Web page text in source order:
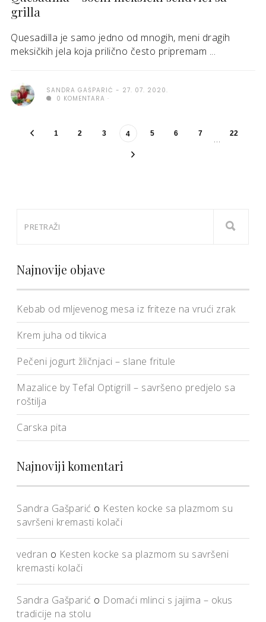
grilla
Quesadilla je samo jedno od mnogih, meni dragih
meksičkih jela koja prilično često pripremam ...
SANDRA GAŠPARIĆ
27. 07. 2020.
0 KOMENTARA
1 2 3 4 5 6 7 … 22
Najnovije objave
Kebab od mljevenog mesa iz friteze na vrući zrak
Krem juha od tikvica
Pečeni jogurt žličnjaci – slane fritule
Mazalice by Tefal Optigrill – savršeno predjelo sa
roštilja
Carska pita
Najnoviji komentari
Sandra Gašparić o Kesten kocke sa plazmom su
savršeni kremasti kolači
vedran o Kesten kocke sa plazmom su savršeni
kremasti kolači
Sandra Gašparić o Domaći mlinci s jajima – okus
tradicije na stolu